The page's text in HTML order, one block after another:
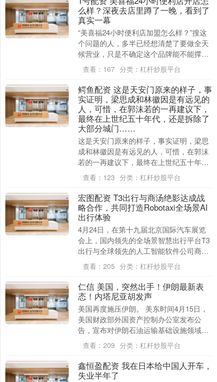
么样？深夜去店里蹲了一晚，看到了
真实一幕
“美喜福24小时便利店加盟怎么样？”搜这
个问题的人，多半已经想清楚了要做全天
候营业，只是不确定这个品牌能不能撑得
起24小时的运营。 24小时便利店和普通便
利店最....
查看： 167 分类： 杠杆炒股平台
鳄鱼配资 这是天安门原来的样子，事
实证明，梁思成和林徽因是有远见的
人，可惜，在郭沫若的一再建议下，
最终在上世纪五十年代，还是拆除了
大部分城门……
这是天安门原来的样子，事实证明，梁思
成和林徽因是有远见的人，可惜，在郭沫
若的一再建议下，最终在上世纪五十年
代，还是拆除了大部分城门…… 北京的天
安门在历史上一直....
查看： 123 分类： 杠杆炒股平台
宏图配资 T3出行与商汤绝影达成战
略合作，共同打造Robotaxi全场景AI
出行体验
4月24日，在第十九届北京国际汽车展览
会上，国内领先的全场景智慧出行平台T3
出行与全球领先的人工智能软件公司商汤
绝影正式宣布达成战略合作。双方将着眼
未来Robo....
查看： 205 分类： 杠杆炒股平台
仁信 美国，突然出手！伊朗最新表
态！内塔尼亚胡发声
美国再度施压伊朗。 美东时间4月15日，
美国财政部外国资产控制办公室发布公
告，宣布对伊朗石油运输基础设施领域加
大施压，将总计20多个实体、个人和船只
列为新制裁对....
查看： 209 分类： 杠杆炒股平台
鑫恒盈配资 我在日本给中国人开车，
失业半年了